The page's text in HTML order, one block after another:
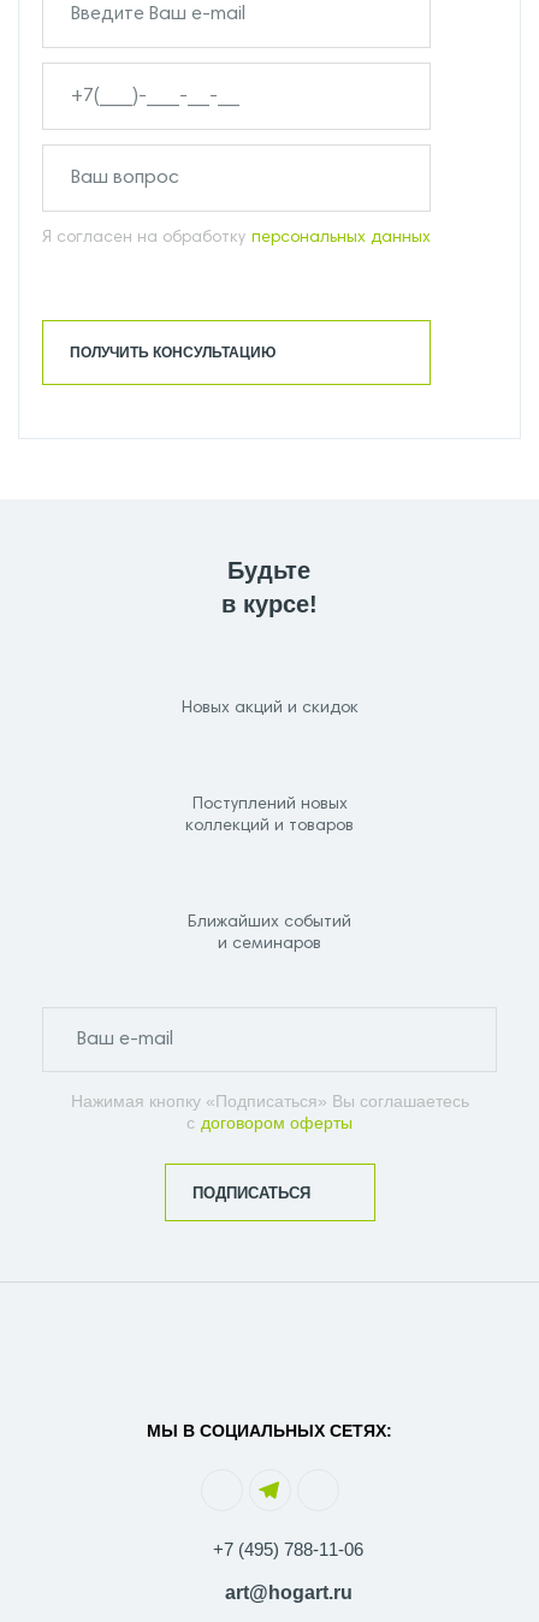
Я согласен на обработку персональных данных
ПОЛУЧИТЬ КОНСУЛЬТАЦИЮ
Будьте
в курсе!
Новых акций и скидок
Поступлений новых
коллекций и товаров
Ближайших событий
и семинаров
Нажимая кнопку «Подписаться» Вы соглашаетесь
с договором оферты
ПОДПИСАТЬСЯ
МЫ В СОЦИАЛЬНЫХ СЕТЯХ:
+7 (495) 788-11-06
art@hogart.ru